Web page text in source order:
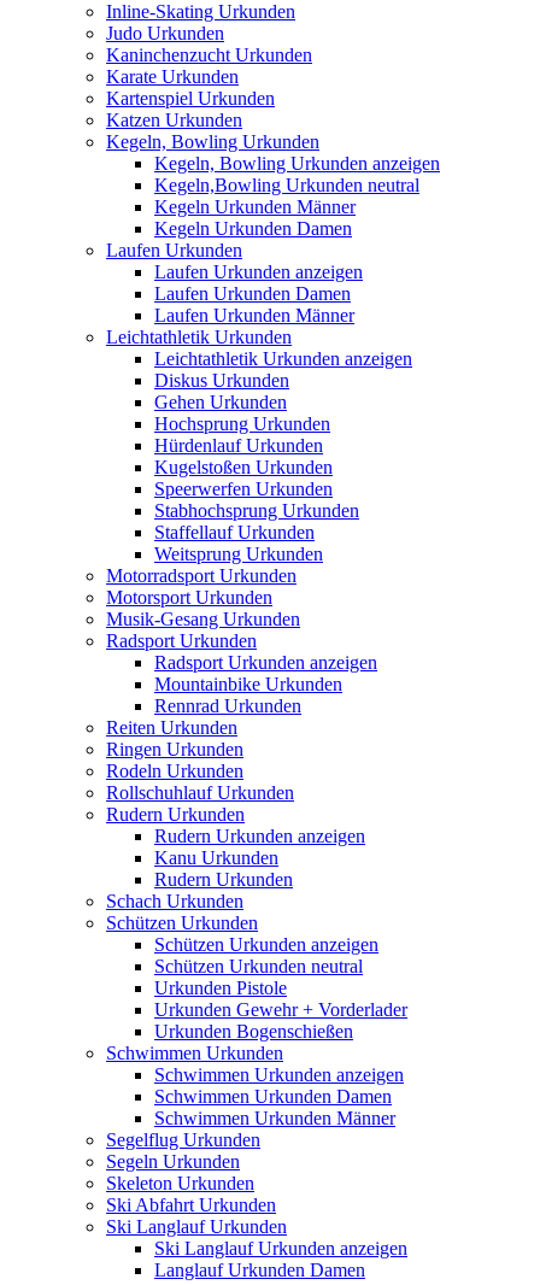
Inline-Skating Urkunden
Judo Urkunden
Kaninchenzucht Urkunden
Karate Urkunden
Kartenspiel Urkunden
Katzen Urkunden
Kegeln, Bowling Urkunden
Kegeln, Bowling Urkunden anzeigen
Kegeln,Bowling Urkunden neutral
Kegeln Urkunden Männer
Kegeln Urkunden Damen
Laufen Urkunden
Laufen Urkunden anzeigen
Laufen Urkunden Damen
Laufen Urkunden Männer
Leichtathletik Urkunden
Leichtathletik Urkunden anzeigen
Diskus Urkunden
Gehen Urkunden
Hochsprung Urkunden
Hürdenlauf Urkunden
Kugelstoßen Urkunden
Speerwerfen Urkunden
Stabhochsprung Urkunden
Staffellauf Urkunden
Weitsprung Urkunden
Motorradsport Urkunden
Motorsport Urkunden
Musik-Gesang Urkunden
Radsport Urkunden
Radsport Urkunden anzeigen
Mountainbike Urkunden
Rennrad Urkunden
Reiten Urkunden
Ringen Urkunden
Rodeln Urkunden
Rollschuhlauf Urkunden
Rudern Urkunden
Rudern Urkunden anzeigen
Kanu Urkunden
Rudern Urkunden
Schach Urkunden
Schützen Urkunden
Schützen Urkunden anzeigen
Schützen Urkunden neutral
Urkunden Pistole
Urkunden Gewehr + Vorderlader
Urkunden Bogenschießen
Schwimmen Urkunden
Schwimmen Urkunden anzeigen
Schwimmen Urkunden Damen
Schwimmen Urkunden Männer
Segelflug Urkunden
Segeln Urkunden
Skeleton Urkunden
Ski Abfahrt Urkunden
Ski Langlauf Urkunden
Ski Langlauf Urkunden anzeigen
Langlauf Urkunden Damen